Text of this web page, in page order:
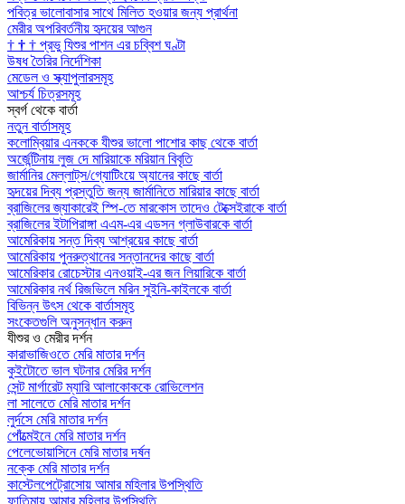
পবিত্র ভালোবাসার সাথে মিলিত হওয়ার জন্য প্রার্থনা
মেরীর অপরিবর্তনীয় হৃদয়ের আগুন
† † † প্রভু যিশুর পাশন এর চব্বিশ ঘণ্টা
উষধ তৈরির নির্দেশিকা
মেডেল ও স্ক্যাপুলারসমূহ
আশ্চর্য চিত্রসমূহ
স্বর্গ থেকে বার্তা
নতুন বার্তাসমূহ
কলোম্বিয়ার এনককে যীশুর ভালো পাশোর কাছ থেকে বার্তা
অর্জেন্টিনায় লুজ দে মারিয়াকে মরিয়ান বিবৃতি
জার্মানির মেল্লাট্‌স/গ্যোটিংয়ে অ্যানের কাছে বার্তা
হৃদয়ের দিব্য প্রস্তুতি জন্য জার্মানিতে মারিয়ার কাছে বার্তা
ব্রাজিলের জ্যাকারেই স্পি-তে মারকোস তাদেও টেক্সেইরাকে বার্তা
ব্রাজিলের ইটাপিরাঙ্গা এএম-এর এডসন গ্লাউবারকে বার্তা
আমেরিকায় সন্ত দিব্য আশ্রয়ের কাছে বার্তা
আমেরিকায় পুনরুত্থানের সন্তানদের কাছে বার্তা
আমেরিকার রোচেস্টার এনওয়াই-এর জন লিয়ারিকে বার্তা
আমেরিকার নর্থ রিজভিলে মরিন সুইনি-কাইলকে বার্তা
বিভিন্ন উৎস থেকে বার্তাসমূহ
সংকেতগুলি অনুসন্ধান করুন
যীশুর ও মেরীর দর্শন
কারাভাজিওতে মেরি মাতার দর্শন
কুইটোতে ভাল ঘটনার মেরির দর্শন
সেন্ট মার্গারেট ম্যারি আলাকোককে রোভিলেশন
লা সালেতে মেরি মাতার দর্শন
লুর্দসে মেরি মাতার দর্শন
পোঁত্মেইনে মেরি মাতার দর্শন
পেলেভোয়াসিনে মেরি মাতার দর্ষন
নক্কে মেরি মাতার দর্শন
কাস্টেলপেট্রোসোয় আমার মহিলার উপস্থিতি
ফাতিমায় আমার মহিলার উপস্থিতি